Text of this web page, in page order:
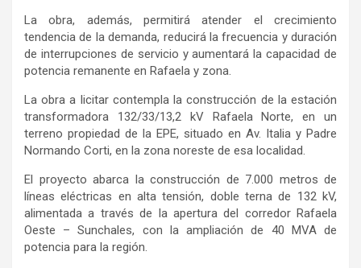
La obra, además, permitirá atender el crecimiento
tendencia de la demanda, reducirá la frecuencia y duración
de interrupciones de servicio y aumentará la capacidad de
potencia remanente en Rafaela y zona.
La obra a licitar contempla la construcción de la estación
transformadora 132/33/13,2 kV Rafaela Norte, en un
terreno propiedad de la EPE, situado en Av. Italia y Padre
Normando Corti, en la zona noreste de esa localidad.
El proyecto abarca la construcción de 7.000 metros de
líneas eléctricas en alta tensión, doble terna de 132 kV,
alimentada a través de la apertura del corredor Rafaela
Oeste – Sunchales, con la ampliación de 40 MVA de
potencia para la región.